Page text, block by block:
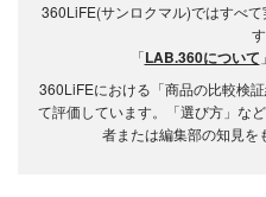
360LiFE(サンロクマル)ではすべ
す
「LAB.360について
360LiFEにおける「商品の比較検
て評価しています。「選び方」な
者または編集部の知見を